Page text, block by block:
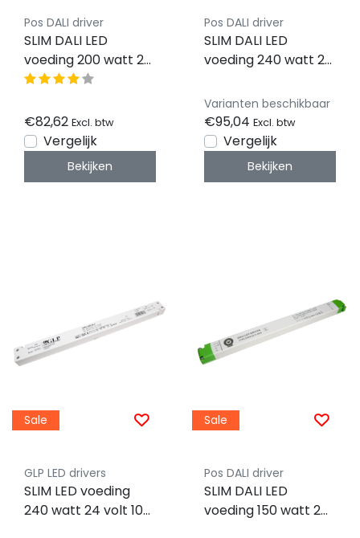
Pos DALI driver
SLIM DALI LED
voeding 200 watt 24
volt 8,33 Ampère -
FTPC200V24-DA
€82,62 Excl. btw
Vergelijk
Bekijken
Pos DALI driver
SLIM DALI LED
voeding 240 watt 24
IP20 - compact -
FTPC240V24-DA
Varianten beschikbaar
€95,04 Excl. btw
Vergelijk
Bekijken
Sale
GLP LED drivers
SLIM LED voeding
240 watt 24 volt 10
Sale
Pos DALI driver
SLIM DALI LED
voeding 150 watt 24